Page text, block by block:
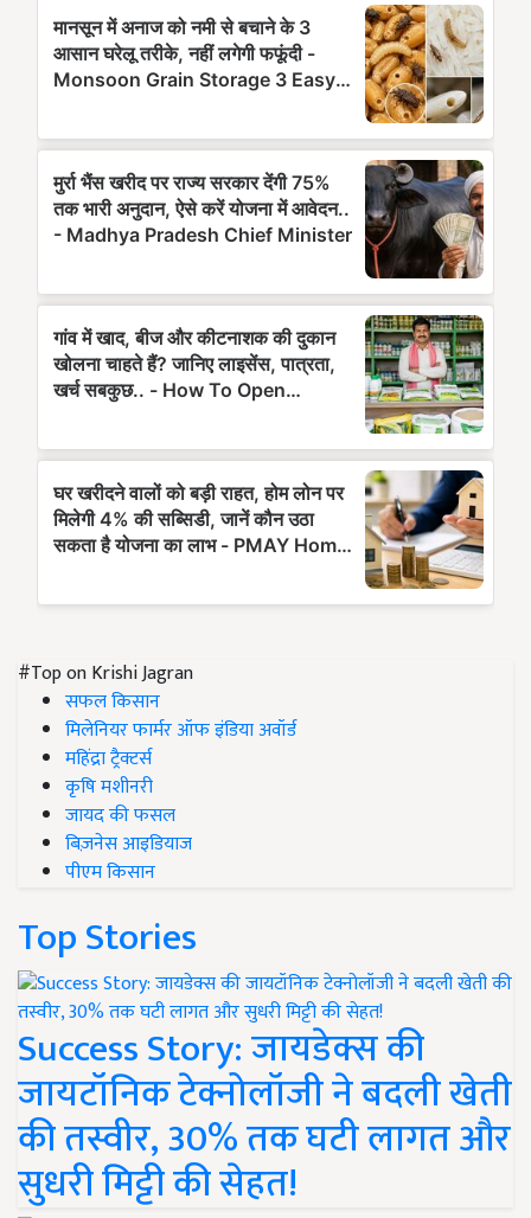
#Top on Krishi Jagran
सफल किसान
मिलेनियर फार्मर ऑफ इंडिया अवॉर्ड
महिंद्रा ट्रैक्टर्स
कृषि मशीनरी
जायद की फसल
बिज़नेस आइडियाज
पीएम किसान
Top Stories
Success Story: जायडेक्स की
जायटॉनिक टेक्नोलॉजी ने बदली खेती
की तस्वीर, 30% तक घटी लागत और
सुधरी मिट्टी की सेहत!